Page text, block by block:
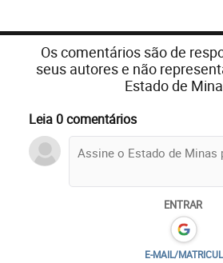
Os comentários são de
seus autores e não
Estado de
Leia 0 comentários
ENTRAR
E-MAIL/